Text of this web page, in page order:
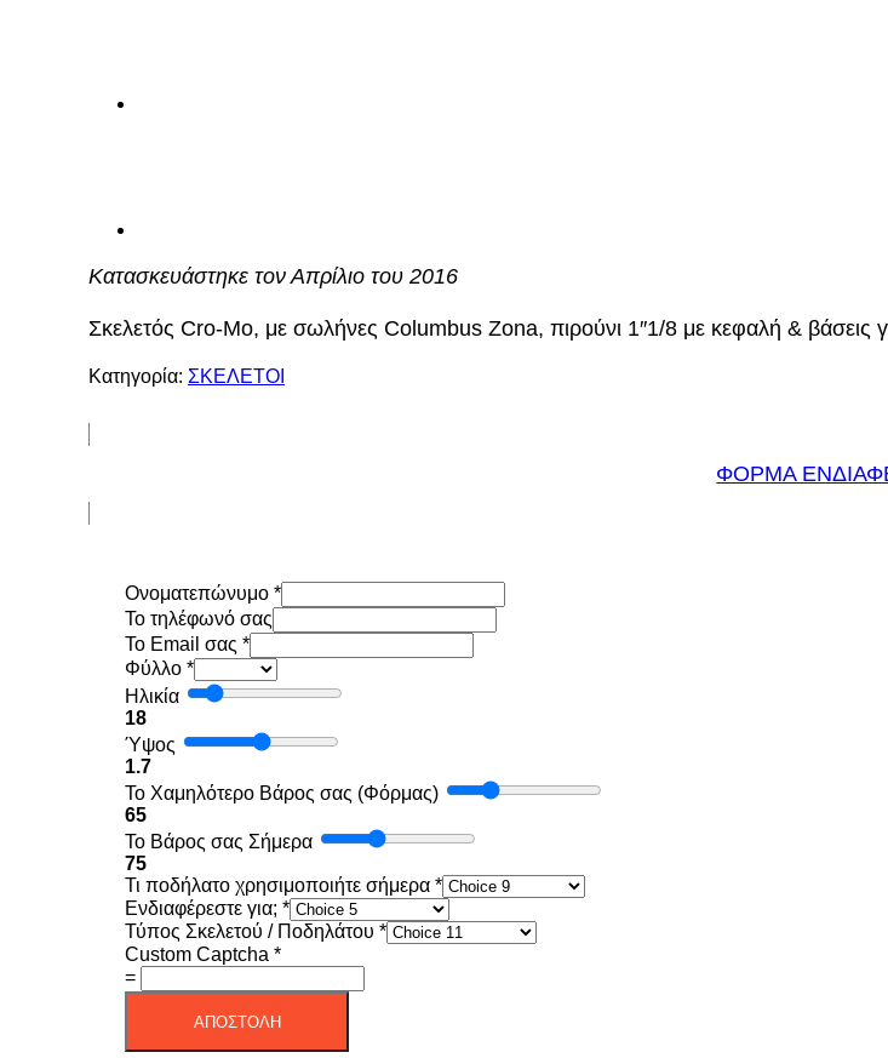
Κατασκευάστηκε τον Απρίλιο του 2016
Σκελετός Cro-Mo, με σωλήνες Columbus Zona, πιρούνι 1″1/8 με κεφαλή & βάσεις
Κατηγορία: ΣΚΕΛΕΤΟΙ
ΦΟΡΜΑ
Ονοματεπώνυμο *
To τηλέφωνό σας
Το Email σας *
Φύλλο *
Ηλικία
18
Ύψος
1.7
Το Χαμηλότερο Βάρος σας (Φόρμας)
65
Το Βάρος σας Σήμερα
75
Τι ποδήλατο χρησιμοποιήτε σήμερα *
Ενδιαφέρεστε για; *
Τύπος Σκελετού / Ποδηλάτου *
Custom Captcha *
=
ΑΠΟΣΤΟΛΗ